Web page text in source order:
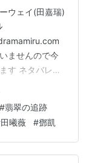
ウェイ(田嘉瑞)
ませんので今
す ネタバレな
どうぞ 長玉が
地が刺されて
長玉が戦いの
。 敵に情けを
しれない…… こ
#翡翠の追跡
田曦薇 #鄧凱